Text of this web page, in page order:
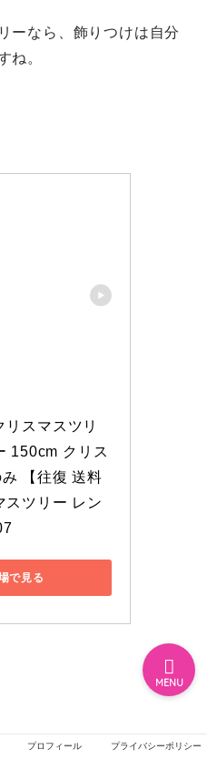
ーなら、飾りつけは自分
ね。
リスマスツリ
150cm クリス
【往復 送料
スツリー レン
で見る
プロフィール プライバシーポリシー
MENU
ホーム
エンタメ
ライブイベント